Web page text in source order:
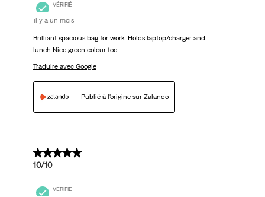
VÉRIFIÉ
il y a un mois
Brilliant spacious bag for work. Holds laptop/charger and
lunch Nice green colour too.
Traduire avec Google
Publié à l'origine sur Zalando
5 sur 5 étoiles.
10/10
VÉRIFIÉ